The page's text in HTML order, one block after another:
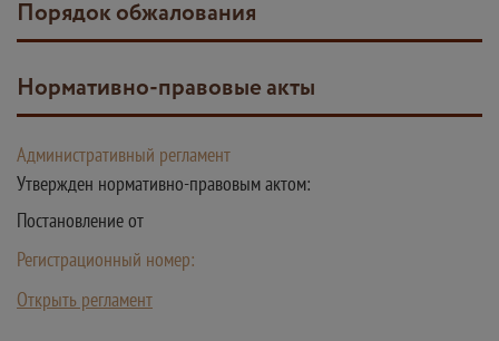
Порядок обжалования
Нормативно-правовые акты
Административный регламент
Утвержден нормативно-правовым актом:
Постановление от
Регистрационный номер:
Открыть регламент